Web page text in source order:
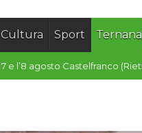
Cultura Sport Ternana